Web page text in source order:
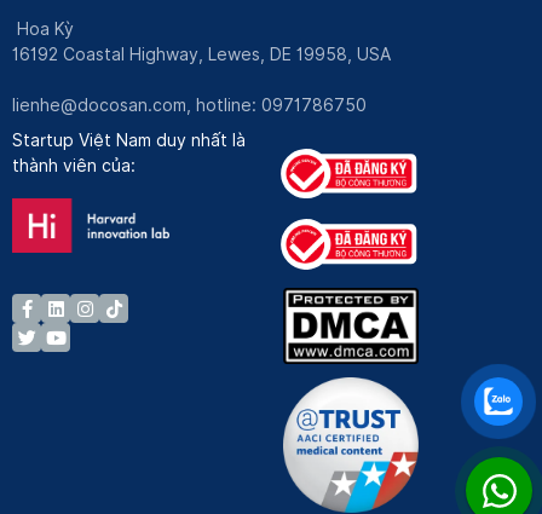
Hoa Kỳ
16192 Coastal Highway, Lewes, DE 19958, USA
lienhe@docosan.com , hotline: 0971786750
Startup Việt Nam duy nhất là
thành viên của: